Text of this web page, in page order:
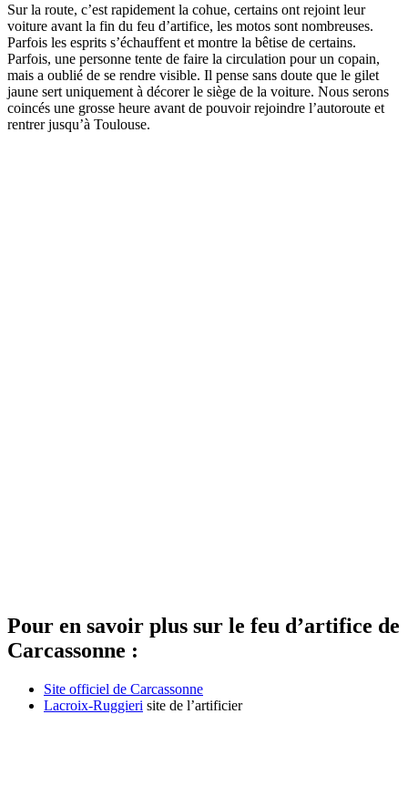
Sur la route, c’est rapidement la cohue, certains ont rejoint leur
voiture avant la fin du feu d’artifice, les motos sont nombreuses.
Parfois les esprits s’échauffent et montre la bêtise de certains.
Parfois, une personne tente de faire la circulation pour un copain,
mais a oublié de se rendre visible. Il pense sans doute que le gilet
jaune sert uniquement à décorer le siège de la voiture. Nous serons
coincés une grosse heure avant de pouvoir rejoindre l’autoroute et
rentrer jusqu’à Toulouse.
Pour en savoir plus sur le feu d’artifice de
Carcassonne :
Site officiel de Carcassonne
Lacroix-Ruggieri site de l’artificier